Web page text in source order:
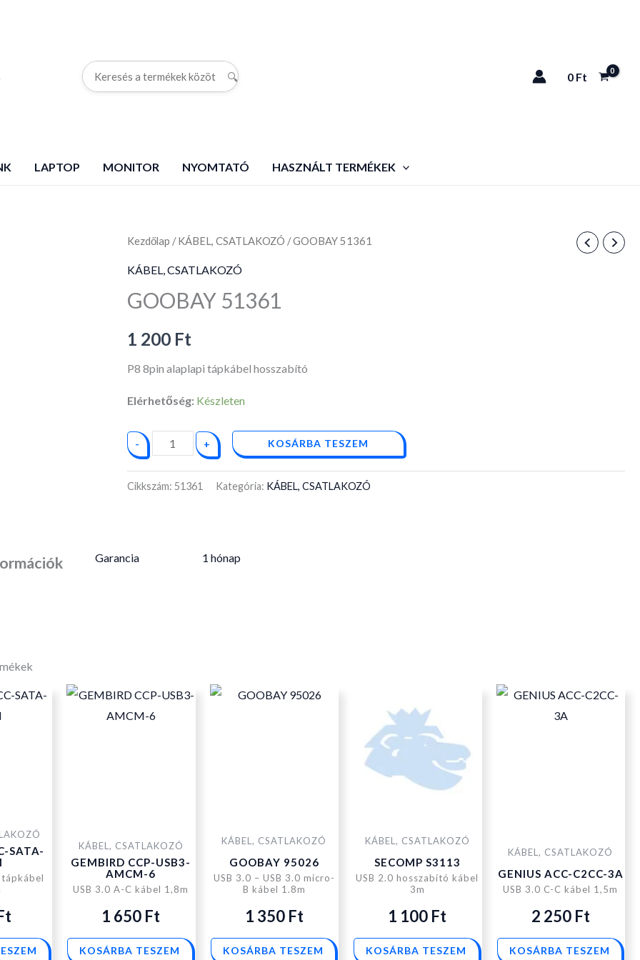
🔍 0 Ft
LAPTOP MONITOR NYOMTATÓ HASZNÁLT TERMÉKEK
Kezdőlap /KÁBEL, CSATLAKOZÓ / GOOBAY 51361
KÁBEL, CSATLAKOZÓ
GOOBAY 51361
1 200 Ft
P8 8pin alaplapi tápkábel hosszabító
Elérhetőség: Készleten
-
GOOBAY
+ KOSÁRBA TESZEM
Cikkszám: 51361 Kategória: KÁBEL, CSATLAKOZÓ
Garancia 1 hónap
SATA-
tápkábel
KÁBEL, CSATLAKOZÓ
GEMBIRD CCP-USB3-
AMCM-6
USB 3.0 A-C kábel 1,8m
1 650 Ft
KOSÁRBA TESZEM
KÁBEL, CSATLAKOZÓ
GOOBAY 95026
USB 3.0 – USB 3.0 micro-
B kábel 1.8m
1 350 Ft
KOSÁRBA TESZEM
KÁBEL, CSATLAKOZÓ
SECOMP S3113
USB 2.0 hosszabító kábel
3m
1 100 Ft
KOSÁRBA TESZEM
KÁBEL, CSATLAKOZÓ
GENIUS ACC-C2CC-3A
USB 3.0 C-C kábel 1,5m
2 250 Ft
KOSÁRBA TESZEM